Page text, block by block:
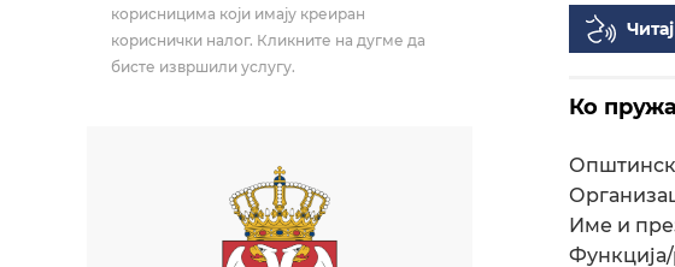
Основна тема
корисницима који имају креиран
кориснички налог. Кликните на дугме да
бисте извршили услугу.
Ко
Име и